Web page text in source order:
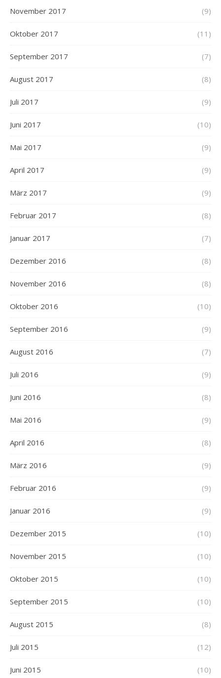
November 2017 (9)
Oktober 2017 (11)
September 2017 (7)
August 2017 (8)
Juli 2017 (9)
Juni 2017 (10)
Mai 2017 (9)
April 2017 (9)
März 2017 (9)
Februar 2017 (8)
Januar 2017 (7)
Dezember 2016 (8)
November 2016 (8)
Oktober 2016 (10)
September 2016 (9)
August 2016 (7)
Juli 2016 (9)
Juni 2016 (8)
Mai 2016 (9)
April 2016 (8)
März 2016 (9)
Februar 2016 (9)
Januar 2016 (9)
Dezember 2015 (10)
November 2015 (10)
Oktober 2015 (10)
September 2015 (10)
August 2015 (8)
Juli 2015 (12)
Juni 2015 (10)